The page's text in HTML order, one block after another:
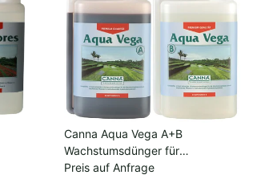
Canna Aqua Vega A+B
Wachstumsdünger für
rezirkulierende Wassersysteme
Preis auf Anfrage